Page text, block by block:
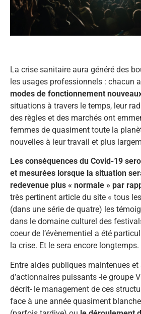
La crise sanitaire aura généré des
les usages professionnels : chacun
modes de fonctionnement
situations à travers le temps, leur
des règles et des marchés ont
femmes de quasiment toute la
nouvelles à leur travail et plus
Les conséquences du Covid-19
et mesurées lorsque la situation
redevenue plus « normale » par
très pertinent article du site « tous
(dans une série de quatre) les
dans le domaine culturel des
coeur de l’évènementiel a été
la crise. Et le sera encore longtemps.
Entre aides publiques maintenues
d’actionnaires puissants -le groupe
décrit- le management de ces
face à une année quasiment